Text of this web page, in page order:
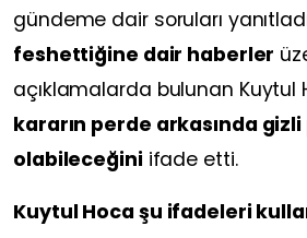
gündeme dair soruları
feshettiğine dair haberler
açıklamalarda bulunan Kuytul
kararın perde arkasında gizli
olabileceğini ifade etti.
Kuytul Hoca şu ifadeleri